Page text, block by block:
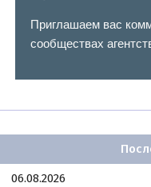
Приглашаем вас
сообществах
06.08.2026